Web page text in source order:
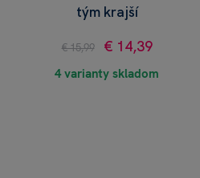
tým krajší
€ 15,99 € 14,39
4 varianty skladom